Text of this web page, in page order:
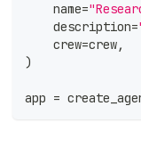
    name
=
    description
=
    crew
=crew,
)
app =